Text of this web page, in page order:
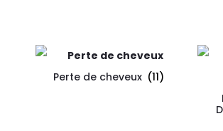
Perte de cheveux (11)